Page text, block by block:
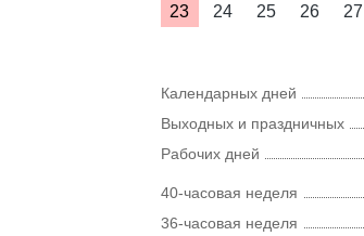
23
24 25 26 27
Календарных дней
Выходных и праздничных
Рабочих дней
40-часовая неделя
36-часовая неделя